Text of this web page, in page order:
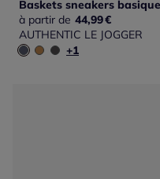
à partir de 44,99€
AUTHENTIC LE JOGGER
+1